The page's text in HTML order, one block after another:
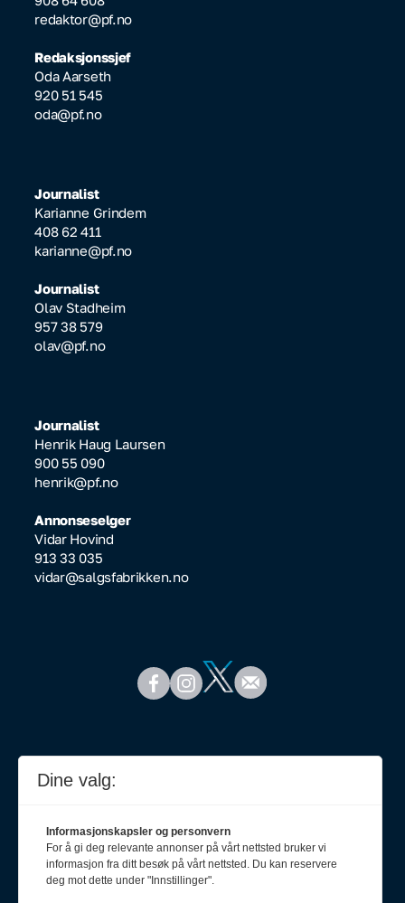
redaktor@pf.no
Redaksjonssjef
Oda Aarseth
920 51 545
oda@pf.no
Journalist
Karianne Grindem
408 62 411
karianne@pf.no
Journalist
Olav Stadheim
957 38 579
olav@pf.no
Journalist
Henrik Haug Laursen
900 55 090
henrik@pf.no
Annonseselger
Vidar Hovind
913 33 035
vidar@salgsfabrikken.no
Dine valg:
Informasjonskapsler og personvern
For å gi deg relevante annonser på vårt nettsted bruker vi
informasjon fra ditt besøk på vårt nettsted. Du kan reservere
deg mot dette under "Innstillinger".